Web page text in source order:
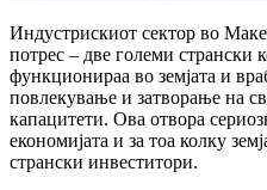
Индустрискиот сектор во
потрес – две големи странски
функционираа во земјата и
повлекување и затворање на
капацитети. Ова отвора
економијата и за тоа колку
странски инвеститори.